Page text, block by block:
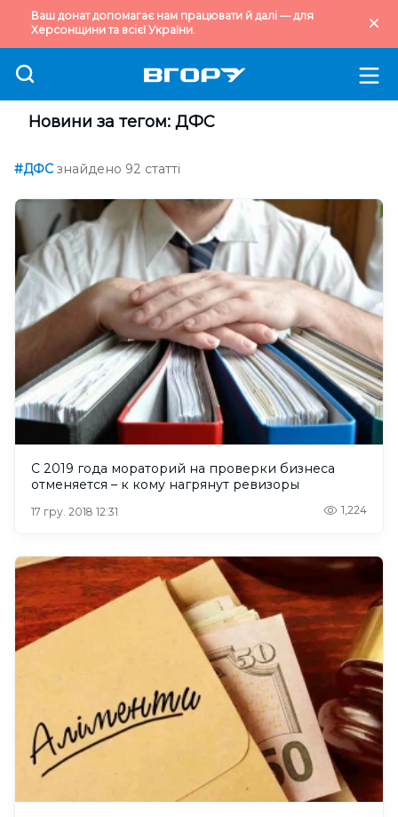
Ваш донат допомагає нам працювати й далі — для
Херсонщини та всієї України.
Новини за тегом: ДФС
#ДФС знайдено 92 статті
С 2019 года мораторий на проверки бизнеса
отменяется – к кому нагрянут ревизоры
17 гру. 2018 12:31 1,224